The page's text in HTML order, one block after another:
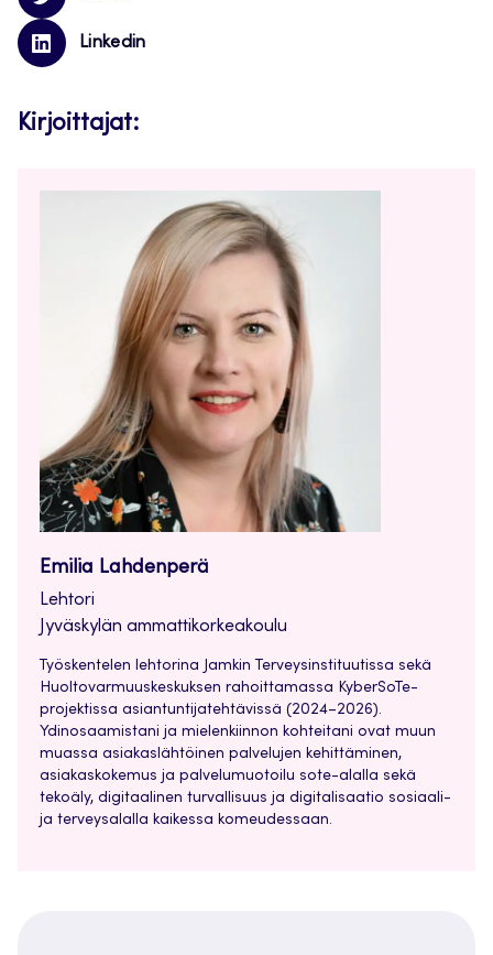
Linkedin
Kirjoittajat:
Emilia Lahdenperä
Lehtori
Jyväskylän ammattikorkeakoulu
Työskentelen lehtorina Jamkin Terveysinstituutissa sekä
Huoltovarmuuskeskuksen rahoittamassa KyberSoTe-
projektissa asiantuntijatehtävissä (2024–2026).
Ydinosaamistani ja mielenkiinnon kohteitani ovat muun
muassa asiakaslähtöinen palvelujen kehittäminen,
asiakaskokemus ja palvelumuotoilu sote-alalla sekä
tekoäly, digitaalinen turvallisuus ja digitalisaatio sosiaali-
ja terveysalalla kaikessa komeudessaan.